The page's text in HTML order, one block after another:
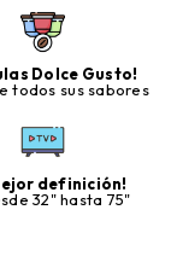
Dolce Gusto!
todos sus sabores
definición!
32" hasta 75"